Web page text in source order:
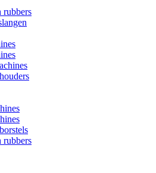
rubbers
rubbers